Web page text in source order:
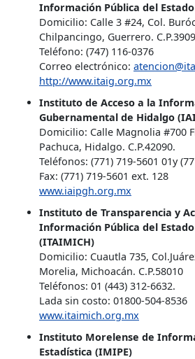
Información Pública del
Domicilio: Calle 3 #24, Col.
Chilpancingo, Guerrero.
Teléfono: (747) 116-0376
Correo electrónico:
http://www.itaig.org.mx
Instituto de Acceso a la
Gubernamental de Hidalgo
Domicilio: Calle Magnolia #700
Pachuca, Hidalgo. C.P.42090.
Teléfonos: (771) 719-5601 01y
Fax: (771) 719-5601 ext. 128
www.iaipgh.org.mx
Instituto de Transparencia y
Información Pública del
(ITAIMICH)
Domicilio: Cuautla 735,
Morelia, Michoacán. C.P.58010
Teléfonos: 01 (443) 312-6632.
Lada sin costo: 01800-504-8536
www.itaimich.org.mx
Instituto Morelense de
Estadística (IMIPE)